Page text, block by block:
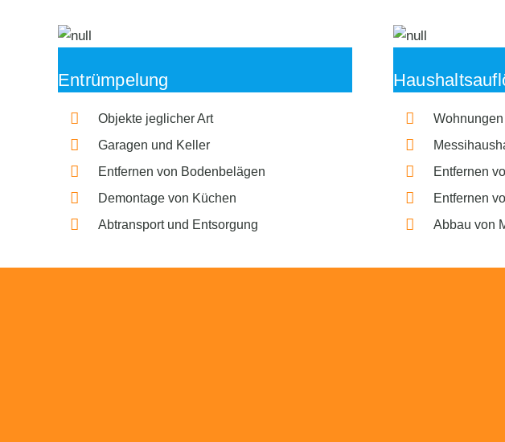
Entrümpelung
Objekte jeglicher Art
Garagen und Keller
Entfernen von Bodenbelägen
Demontage von Küchen
Abtransport und Entsorgung
Entfernen
Entfernen
Abbau von